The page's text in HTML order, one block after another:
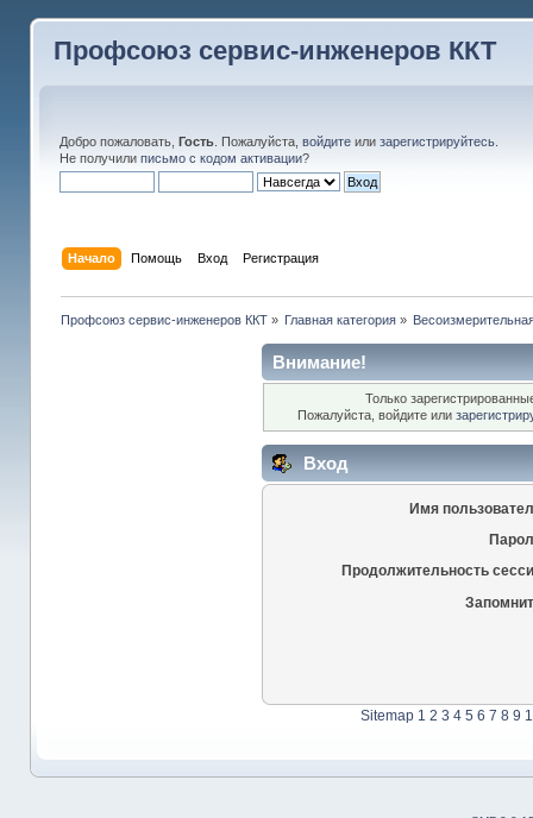
Профсоюз сервис-инженеров ККТ
Добро пожаловать, Гость. Пожалуйста, войдитеили зарегистрируйтесь.
Не получили письмо с кодом активации?
Начало Помощь Вход Регистрация
Профсоюз сервис-инженеров ККТ» Главная категория »
Внимание!
Только
Пожалуйста, войдите или
Вход
Имя
Продолжительность
Sitemap 1 2 3 4 5 6 7 8 9